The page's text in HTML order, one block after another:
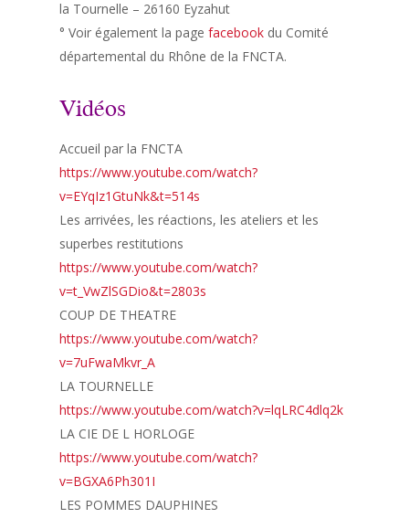
la Tournelle – 26160 Eyzahut
° Voir également la page facebookdu Comité
départemental du Rhône de la FNCTA.
Vidéos
Accueil par la FNCTA
https://www.youtube.com/watch?
v=EYqIz1GtuNk&t=514s
Les arrivées, les réactions, les ateliers et les
superbes restitutions
https://www.youtube.com/watch?
v=t_VwZlSGDio&t=2803s
COUP DE THEATRE
https://www.youtube.com/watch?
v=7uFwaMkvr_A
LA TOURNELLE
https://www.youtube.com/watch?v=lqLRC4dlq2k
LA CIE DE L HORLOGE
https://www.youtube.com/watch?
v=BGXA6Ph301I
LES POMMES DAUPHINES